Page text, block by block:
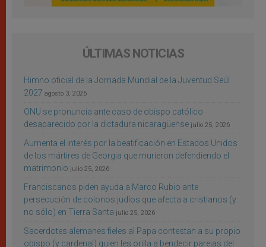
ÚLTIMAS NOTICIAS
Himno oficial de la Jornada Mundial de la Juventud Seúl
2027 agosto 3, 2026
ONU se pronuncia ante caso de obispo católico
desaparecido por la dictadura nicaragüense julio 25, 2026
Aumenta el interés por la beatificación en Estados Unidos
de los mártires de Georgia que murieron defendiendo el
matrimonio julio 25, 2026
Franciscanos piden ayuda a Marco Rubio ante
persecución de colonos judíos que afecta a cristianos (y
no sólo) en Tierra Santa julio 25, 2026
Sacerdotes alemanes fieles al Papa contestan a su propio
obispo (y cardenal) quien les orilla a bendecir parejas del